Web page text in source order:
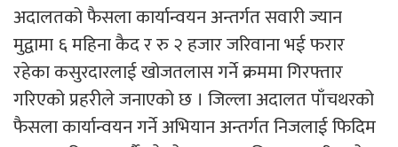
अदालतको फैसला कार्यान्वयन अन्तर्गत सवारी ज्यान
मुद्वामा ६ महिना कैद र रु २ हजार जरिवाना भई फरार
रहेका कसुरदारलाई खोजतलास गर्ने क्रममा गिरफ्तार
गरिएको प्रहरीले जनाएको छ । जिल्ला अदालत पाँचथरको
फैसला कार्यान्वयन गर्ने अभियान अन्तर्गत निजलाई फिदिम